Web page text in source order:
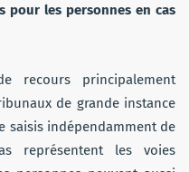
pour les personnes en cas
recours principalement
de grande instance
saisis indépendamment de
représentent les voies